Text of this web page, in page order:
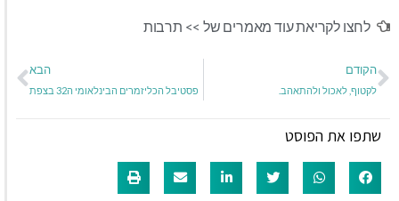
לחצו לקריאת עוד מאמרים של >> תרבות
הקודם
לקטוף, לאכול ולהתאהב.
הבא
פסטיבל הכליזמרים הבינלאומי ה32 בצפת
שתפו את הפוסט